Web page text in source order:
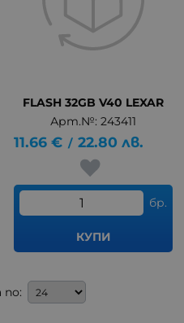
FLASH 32GB V40 LEXAR
Арт.№: 243411
11.66 € / 22.80 лв.
бр.
КУПИ